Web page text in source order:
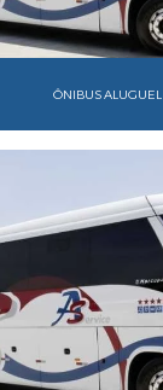
ÔNIBUS ALUGUEL